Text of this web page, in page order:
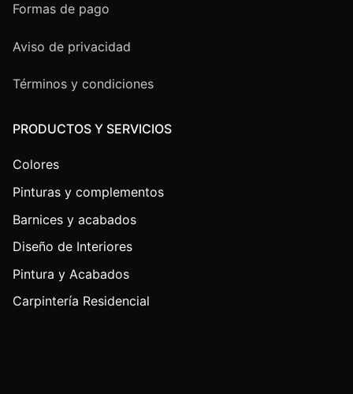
Formas de pago
Aviso de privacidad
Términos y condiciones
PRODUCTOS Y SERVICIOS
Colores
Pinturas y complementos
Barnices y acabados
Diseño de Interiores
Pintura y Acabados
Carpintería Residencial